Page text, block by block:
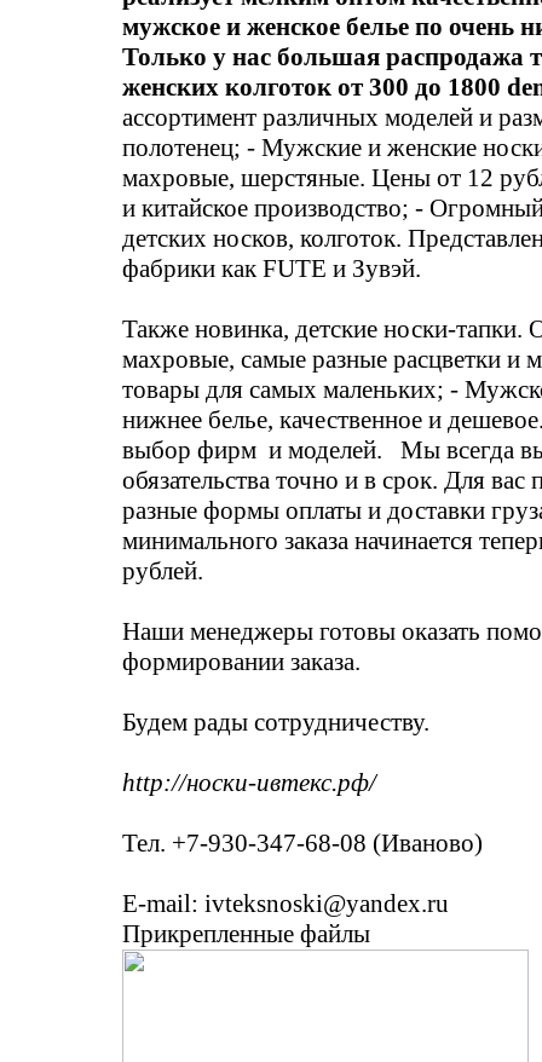
мужское и женское белье по очень
Только у нас большая распродажа
женских колготок от 300 до 1800
ассортимент различных моделей и
полотенец; - Мужские и женские
махровые, шерстяные. Цены от 12
и китайское производство; -
детских носков, колготок.
фабрики как FUTE и Зувэй.
Также новинка, детские носки-
махровые, самые разные расцветки и
товары для самых маленьких; -
нижнее белье, качественное и
выбор фирм и моделей. Мы всегда
обязательства точно и в срок. Для
разные формы оплаты и доставки
минимального заказа начинается
рублей.
Наши менеджеры готовы оказать
формировании заказа.
Будем рады сотрудничеству.
http://носки-ивтекс.рф/
Тел. +7-930-347-68-08 (Иваново)
E-mail: ivteksnoski@yandex.ru
Прикрепленные файлы